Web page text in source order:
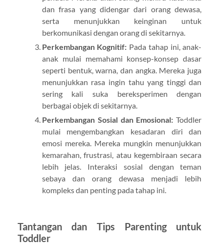
dan frasa yang didengar dari orang dewasa,
serta menunjukkan keinginan untuk
berkomunikasi dengan orang di sekitarnya.
Perkembangan Kognitif: Pada tahap ini, anak-
anak mulai memahami konsep-konsep dasar
seperti bentuk, warna, dan angka. Mereka juga
menunjukkan rasa ingin tahu yang tinggi dan
sering kali suka bereksperimen dengan
berbagai objek di sekitarnya.
Perkembangan Sosial dan Emosional: Toddler
mulai mengembangkan kesadaran diri dan
emosi mereka. Mereka mungkin menunjukkan
kemarahan, frustrasi, atau kegembiraan secara
lebih jelas. Interaksi sosial dengan teman
sebaya dan orang dewasa menjadi lebih
kompleks dan penting pada tahap ini.
Tantangan dan Tips Parenting untuk
Toddler